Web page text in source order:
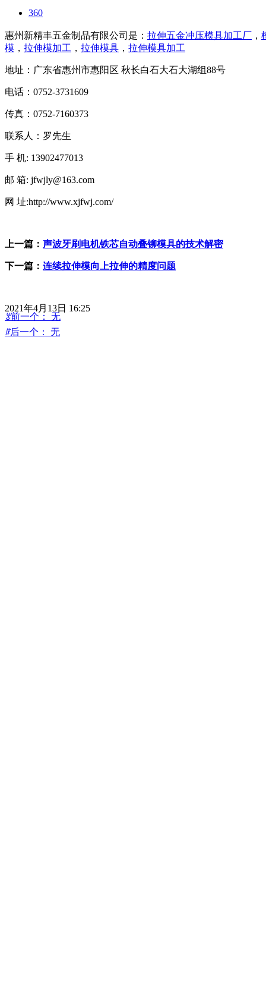
惠州新精丰五金制品有限公司是： 拉伸五金冲压模具加工厂 ，
模 ， 拉伸模加工 ， 拉伸模具 ， 拉伸模具加工
地址：广东省惠州市惠阳区 秋长白石大石大湖组88号
电话：0752-3731609
传真：0752-7160373
联系人：罗先生
手 机: 13902477013
邮 箱: jfwjly@163.com
网 址:http://www.xjfwj.com/
上一篇： 声波牙刷电机铁芯自动叠铆模具的技术解密
下一篇： 连续拉伸模向上拉伸的精度问题
2021年4月13日 16:25
ꂃ前一个：
无
ꁹ后一个： 无
360